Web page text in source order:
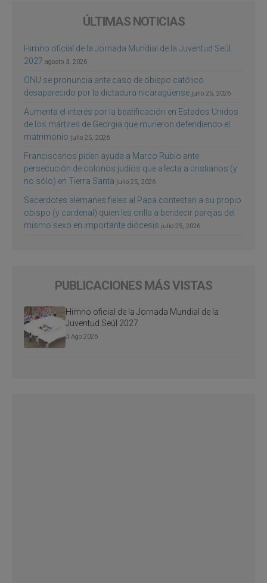
ÚLTIMAS NOTICIAS
Himno oficial de la Jornada Mundial de la Juventud Seúl
2027 agosto 3, 2026
ONU se pronuncia ante caso de obispo católico
desaparecido por la dictadura nicaragüense julio 25, 2026
Aumenta el interés por la beatificación en Estados Unidos
de los mártires de Georgia que murieron defendiendo el
matrimonio julio 25, 2026
Franciscanos piden ayuda a Marco Rubio ante
persecución de colonos judíos que afecta a cristianos (y
no sólo) en Tierra Santa julio 25, 2026
Sacerdotes alemanes fieles al Papa contestan a su propio
obispo (y cardenal) quien les orilla a bendecir parejas del
mismo sexo en importante diócesis julio 25, 2026
PUBLICACIONES MÁS VISTAS
Himno oficial de la Jornada Mundial de la
Juventud Seúl 2027
3 Ago 2026